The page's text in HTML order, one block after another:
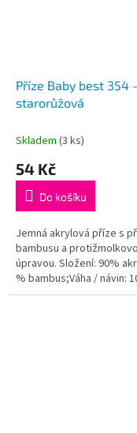
Příze Baby best 354 -
starorůžová
Skladem (3 ks)
54 Kč
Do košíku
Jemná akrylová příze s
bambusu a
úpravou. Složení: 90%
% bambus;Váha / návin:
240 m;Doporučená